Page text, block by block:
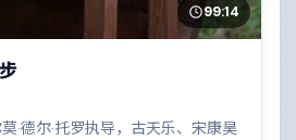
99:14
·德尔·托罗执导，古天乐、宋康昊